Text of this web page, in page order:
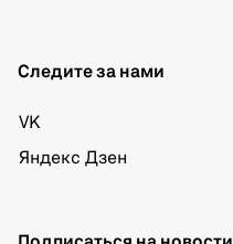
Следите за нами
VK
Яндекс Дзен